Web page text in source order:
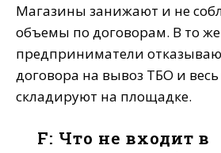
Магазины занижают и не
объемы по договорам. В то
предприниматели
договора на вывоз ТБО и
складируют на площадке.
F: Что не входит в